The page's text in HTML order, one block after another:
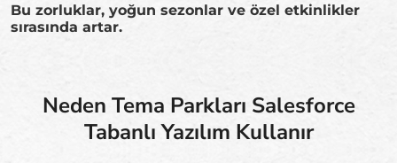
Bu zorluklar, yoğun sezonlar ve özel etkinlikler
sırasında artar.
Neden Tema Parkları Salesforce
Tabanlı Yazılım Kullanır